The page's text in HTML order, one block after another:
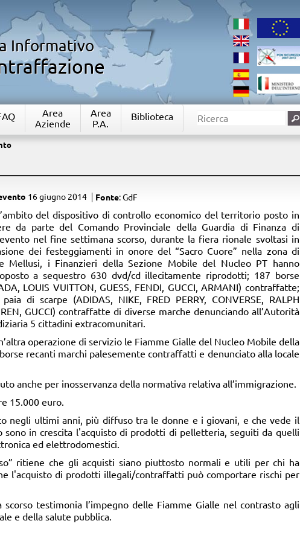
Informativo
Area
Aziende
Area
P.A.
Biblioteca
16 giugno 2014 Fonte: GdF
del dispositivo di controllo economico del territorio posto in
da parte del Comando Provinciale della Guardia di Finanza di
nel fine settimana scorso, durante la fiera rionale svoltasi in
dei festeggiamenti in onore del “Sacro Cuore” nella zona di
Mellusi, i Finanzieri della Sezione Mobile del Nucleo PT hanno
a sequestro 630 dvd/cd illecitamente riprodotti; 187 borse
LOUIS VUITTON, GUESS, FENDI, GUCCI, ARMANI) contraffatte;
di scarpe (ADIDAS, NIKE, FRED PERRY, CONVERSE, RALPH
GUCCI) contraffatte di diverse marche denunciando all’Autorità
5 cittadini extracomunitari.
operazione di servizio le Fiamme Gialle del Nucleo Mobile della
recanti marchi palesemente contraffatti e denunciato alla locale
anche per inosservanza della normativa relativa all’immigrazione.
15.000 euro.
negli ultimi anni, più diffuso tra le donne e i giovani, e che vede il
sono in crescita l'acquisto di prodotti di pelletteria, seguiti da quelli
ed elettrodomestici.
ritiene che gli acquisti siano piuttosto normali e utili per chi ha
l'acquisto di prodotti illegali/contraffatti può comportare rischi per
testimonia l’impegno delle Fiamme Gialle nel contrasto agli
e della salute pubblica.